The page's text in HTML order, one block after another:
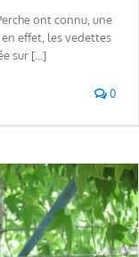
ont connu, une
effet, les vedettes
sur [...]
0